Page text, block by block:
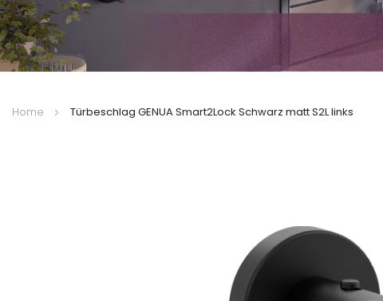
Home Türbeschlag GENUA Smart2Lock Schwarz matt S2L links